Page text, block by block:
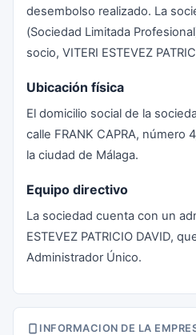
desembolso realizado. La
(Sociedad Limitada
socio, VITERI ESTEVEZ
Ubicación física
El domicilio social de la
calle FRANK CAPRA, número
la ciudad de Málaga.
Equipo directivo
La sociedad cuenta con un
ESTEVEZ PATRICIO DAVID,
Administrador Único.
INFORMACION DE LA